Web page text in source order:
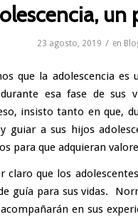
23 agosto, 2019 / en
que la adolescencia
esa fase de sus
insisto tanto en que,
guiar a sus hijos
para que adquieran
claro que los
guía para sus vidas.
en sus